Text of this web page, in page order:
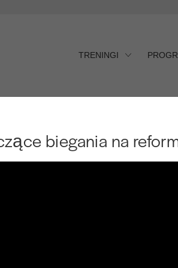
TRENINGI
biegania na
biegania na